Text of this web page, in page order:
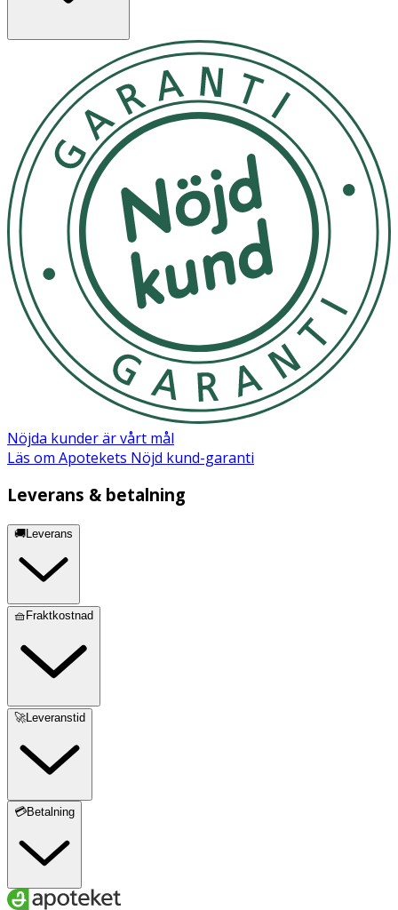
GLYCERIN, CETYL ALCOHOL, LACTIC ACID, ISOPROPYL
MYRISTATE, COCO-CAPRYLATE, GLYCERYL STEARATE,
PEG-100 STEARATE, ARGANIA SPINOSA KERNEL OIL,
MAURITIA FLEXUOSA FRUIT OIL, ALLANTO- IN,
TOCOPHERYL ACETATE, SODIUM LACTATE, TOCO-
PHEROL, LINOLEIC ACID, RETINYL PALMITATE, DIETHYL-
HEXYL SYRINGYLIDENEMALONATE, PHENOXYETHANOL,
ETHYLHEXYL-GLYCERIN, CARBOMER, SODIUM HYD-
ROXIDE, POLYSORBATE 20, PEG 20 GLYCERYL LAURAT.
Nöjda kunder är vårt mål
Läs om Apotekets Nöjd kund-garanti
Leverans & betalning
🚚Leverans
🧺Fraktkostnad
🚀Leveranstid
💳Betalning